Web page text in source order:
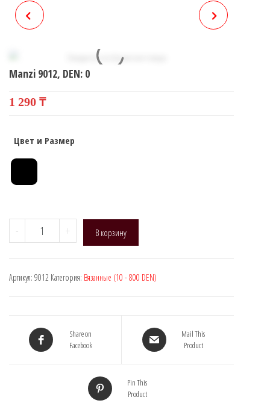
Manzi 9012, DEN: 0
1 290 ₸
Цвет и Размер
-
Количество
товара
DEN:
+ В корзину
Артикул: 9012 Категория: Вязанные (10 - 800 DEN)
Share on
Facebook
Mail This
Product
Pin This
Product